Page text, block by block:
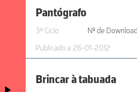
Pantógrafo
3º Ciclo
Nº de
Publicado a 26-01-2012
Brincar à tabuada